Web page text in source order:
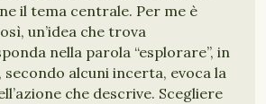
il tema centrale. Per me è
un’idea che trova
nella parola “esplorare”, in
secondo alcuni incerta, evoca la
che descrive. Scegliere